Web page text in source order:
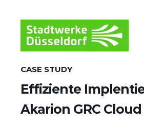
CASE STUDY
Effiziente
Akarion GRC Cloud